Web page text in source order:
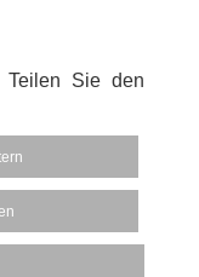
Teilen Sie den